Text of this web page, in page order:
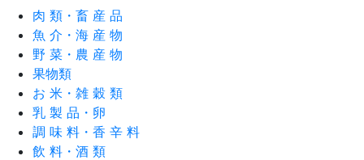
肉 類・畜 産 品
魚 介・海 産 物
野 菜・農 産 物
果物類
お 米・雑 穀 類
乳 製 品・卵
調 味 料・香 辛 料
飲 料・酒 類